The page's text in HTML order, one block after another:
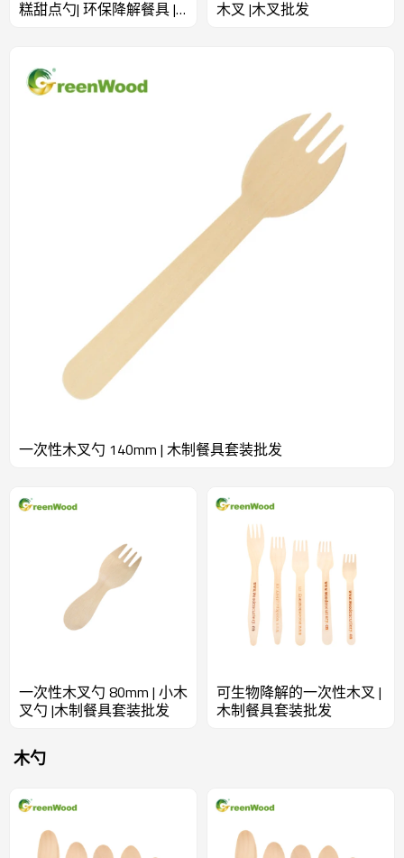
糕甜点勺| 环保降解餐具 |
木叉 |木叉批发
一次性木叉勺 140mm | 木制餐具套装批发
一次性木叉勺 80mm | 小木
叉勺 |木制餐具套装批发
可生物降解的一次性木叉 |
木制餐具套装批发
木勺